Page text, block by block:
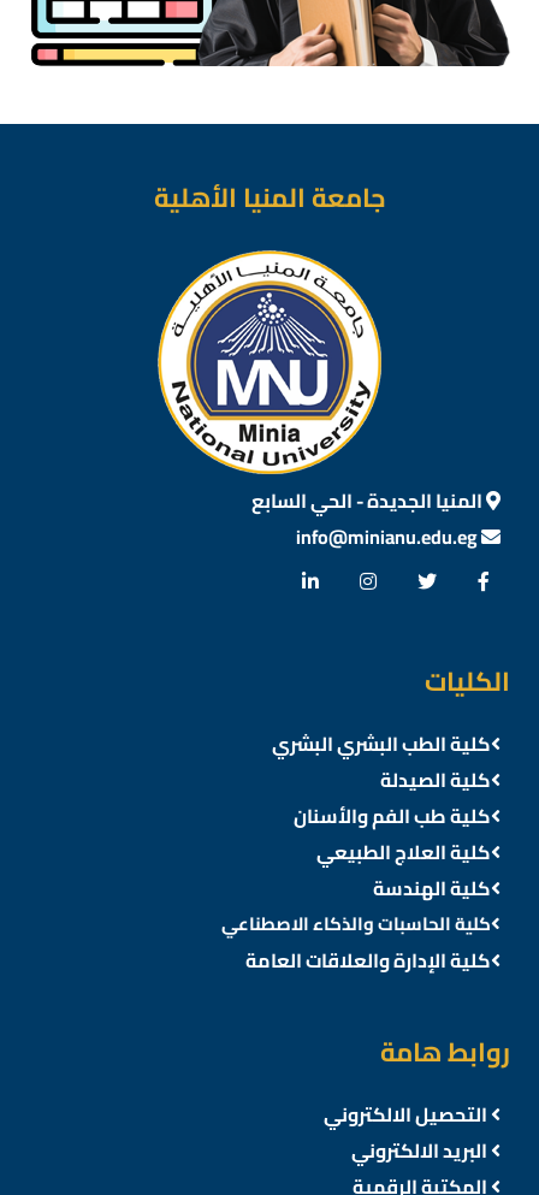
جامعة المنيا الأهلية
المنيا الجديدة - الحي السابع
الكليات
كلية الطب البشري البشري
كلية الصيدلة
كلية طب الفم والأسنان
كلية العلاج الطبيعي
كلية الهندسة
كلية الحاسبات والذكاء الاصطناعي
كلية الإدارة والعلاقات العامة
روابط هامة
التحصيل الالكتروني
البريد الالكتروني
المكتبة الرقمية